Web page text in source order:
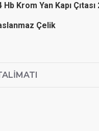
Krom Yan Kapı
Çelik